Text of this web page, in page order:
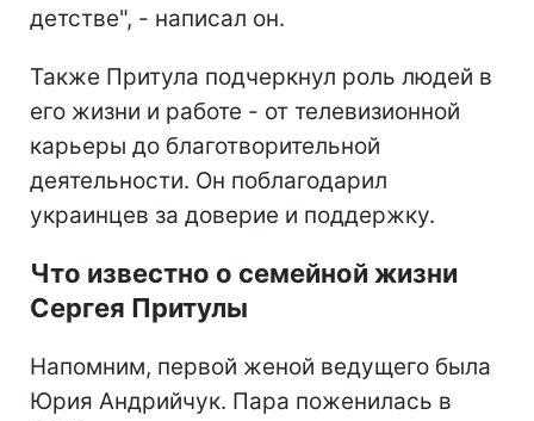
детстве", - написал он.
Также Притула подчеркнул роль людей в
его жизни и работе - от телевизионной
карьеры до благотворительной
деятельности. Он поблагодарил
украинцев за доверие и поддержку.
Что известно о семейной жизни
Сергея Притулы
Напомним, первой женой ведущего была
Юрия Андрийчук. Пара поженилась в